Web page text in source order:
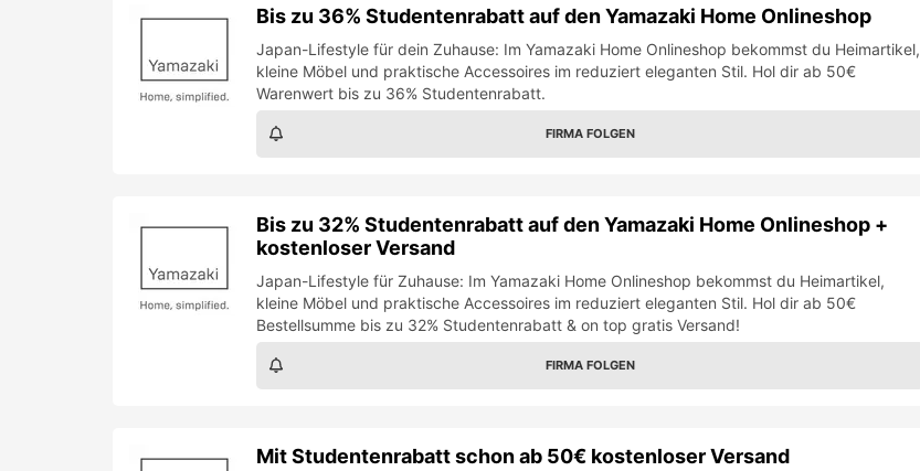
Bis zu 36% Studentenrabatt auf den Yamazaki Home Onlineshop
Japan-Lifestyle für dein Zuhause: Im Yamazaki Home Onlineshop bekommst du Heimartikel,
kleine Möbel und praktische Accessoires im reduziert eleganten Stil. Hol dir ab 50€
Warenwert bis zu 36% Studentenrabatt.
FIRMA FOLGEN
Bis zu 32% Studentenrabatt auf den Yamazaki Home Onlineshop +
kostenloser Versand
Japan-Lifestyle für Zuhause: Im Yamazaki Home Onlineshop bekommst du Heimartikel,
kleine Möbel und praktische Accessoires im reduziert eleganten Stil. Hol dir ab 50€
Bestellsumme bis zu 32% Studentenrabatt & on top gratis Versand!
FIRMA FOLGEN
Mit Studentenrabatt schon ab 50€ kostenloser Versand